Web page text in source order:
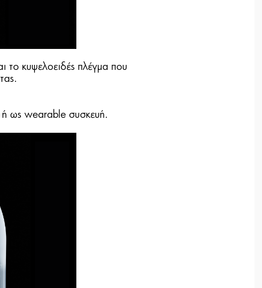
το κυψελοειδές πλέγμα που
ή ως wearable συσκευή.